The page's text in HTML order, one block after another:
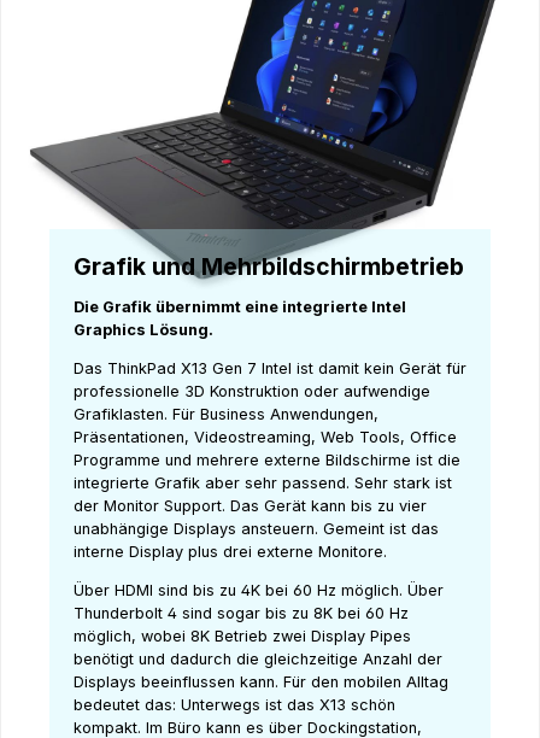
Grafik und Mehrbildschirmbetrieb
Die Grafik übernimmt eine integrierte Intel
Graphics Lösung.
Das ThinkPad X13 Gen 7 Intel ist damit kein Gerät für
professionelle 3D Konstruktion oder aufwendige
Grafiklasten. Für Business Anwendungen,
Präsentationen, Videostreaming, Web Tools, Office
Programme und mehrere externe Bildschirme ist die
integrierte Grafik aber sehr passend. Sehr stark ist
der Monitor Support. Das Gerät kann bis zu vier
unabhängige Displays ansteuern. Gemeint ist das
interne Display plus drei externe Monitore.
Über HDMI sind bis zu 4K bei 60 Hz möglich. Über
Thunderbolt 4 sind sogar bis zu 8K bei 60 Hz
möglich, wobei 8K Betrieb zwei Display Pipes
benötigt und dadurch die gleichzeitige Anzahl der
Displays beeinflussen kann. Für den mobilen Alltag
bedeutet das: Unterwegs ist das X13 schön
kompakt. Im Büro kann es über Dockingstation,